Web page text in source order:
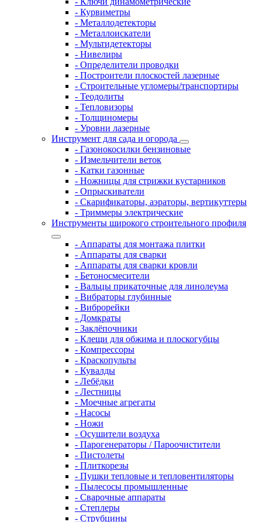
- Курвиметры
- Металлодетекторы
- Металлоискатели
- Мультидетекторы
- Нивелиры
- Определители проводки
- Построители плоскостей лазерные
- Строительные угломеры/транспортиры
- Теодолиты
- Тепловизоры
- Толщиномеры
- Уровни лазерные
Инструмент для сада и огорода
- Газонокосилки бензиновые
- Измельчители веток
- Катки газонные
- Ножницы для стрижки кустарников
- Опрыскиватели
- Скарификаторы, аэраторы, вертикуттеры
- Триммеры электрические
Инструменты широкого строительного профиля
- Аппараты для монтажа плитки
- Аппараты для сварки
- Аппараты для сварки кровли
- Бетоносмесители
- Вальцы прикаточные для линолеума
- Вибраторы глубинные
- Виброрейки
- Домкраты
- Заклёпочники
- Клещи для обжима и плоскогубцы
- Компрессоры
- Краскопульты
- Кувалды
- Лебёдки
- Лестницы
- Моечные агрегаты
- Насосы
- Ножи
- Осушители воздуха
- Парогенераторы / Пароочистители
- Пистолеты
- Плиткорезы
- Пушки тепловые и тепловентиляторы
- Пылесосы промышленные
- Сварочные аппараты
- Степлеры
- Струбцины